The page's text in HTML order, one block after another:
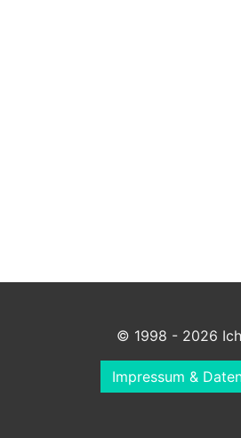
© 1998 - 2026
Impressum &